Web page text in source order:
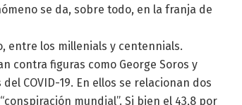
se da, sobre todo, en la franja de
entre los millenials y centennials.
contra figuras como George Soros y
COVID-19. En ellos se relacionan dos
mundial”. Si bien el 43,8 por